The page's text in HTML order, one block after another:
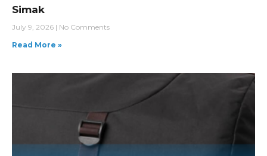
Simak
July 9, 2026
No Comments
Read More »